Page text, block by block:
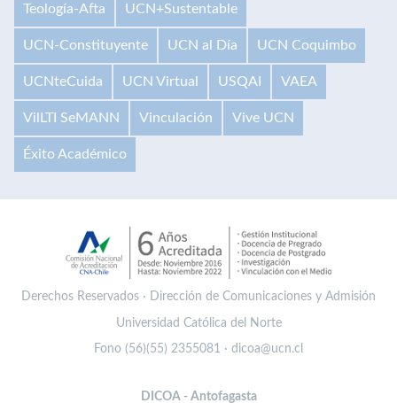
Teología-Afta UCN+Sustentable
UCN-Constituyente UCN al Día UCN Coquimbo
UCNteCuida UCN Virtual USQAI VAEA
VilLTI SeMANN Vinculación Vive UCN
Éxito Académico
Derechos Reservados · Dirección de Comunicaciones y Admisión
Universidad Católica del Norte
Fono (56)(55) 2355081 · dicoa@ucn.cl
DICOA - Antofagasta